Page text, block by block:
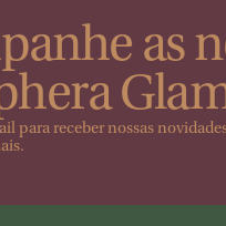
as
para receber nossas